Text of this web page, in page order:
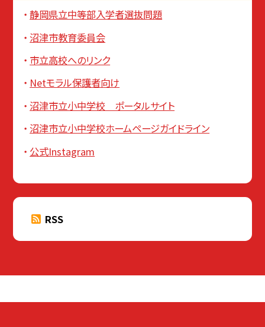
静岡県立中等部入学者選抜問題
沼津市教育委員会
市立高校へのリンク
Netモラル保護者向け
沼津市立小中学校 ポータルサイト
沼津市立小中学校ホームページガイドライン
公式Instagram
RSS